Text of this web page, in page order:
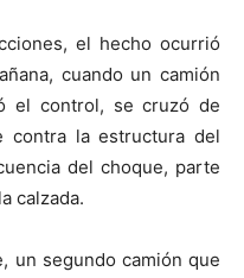
el hecho ocurrió
cuando un camión
el control, se cruzó de
contra la estructura del
del choque, parte
calzada.
un segundo camión que